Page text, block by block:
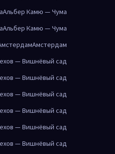
Альбер Камю — Чума
Альбер Камю — Чума
Амстердам
— Вишнёвый сад
— Вишнёвый сад
— Вишнёвый сад
— Вишнёвый сад
— Вишнёвый сад
— Вишнёвый сад